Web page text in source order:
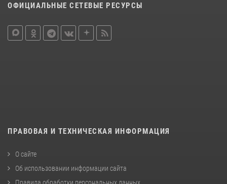
ОФИЦИАЛЬНЫЕ СЕТЕВЫЕ РЕСУРСЫ
ПРАВОВАЯ И ТЕХНИЧЕСКАЯ ИНФОРМАЦИЯ
О сайте
Об использовании информации сайта
Правила обработки персональных данных